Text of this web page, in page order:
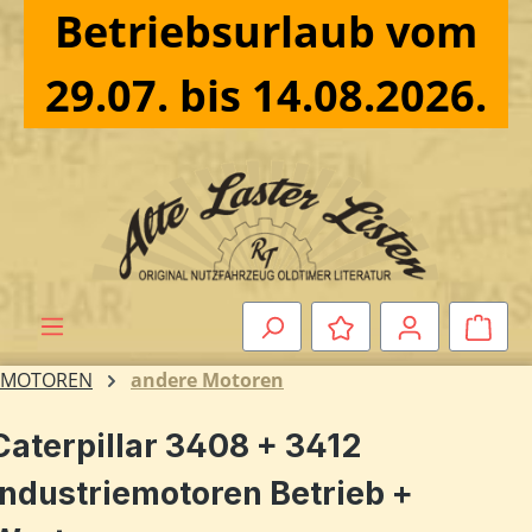
Zum Hauptinhalt springen
Betriebsurlaub vom
29.07. bis 14.08.2026.
MOTOREN andere Motoren
3408 + 3412
Betrieb +